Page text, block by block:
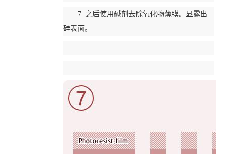
7. 之后使用碱剂去除氧化物薄膜。显露出
硅表面。